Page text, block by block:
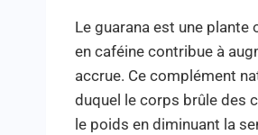
Le guarana est une plante
en caféine contribue à
accrue. Ce complément
duquel le corps brûle des
le poids en diminuant la